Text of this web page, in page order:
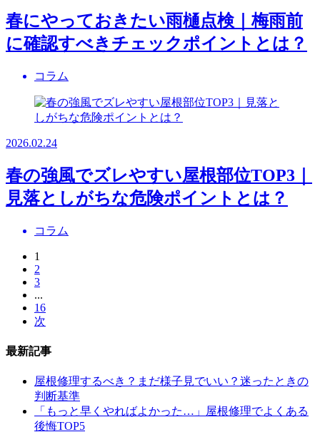
春にやっておきたい雨樋点検｜梅雨前
に確認すべきチェックポイントとは？
コラム
2026.02.24
春の強風でズレやすい屋根部位TOP3｜
見落としがちな危険ポイントとは？
コラム
1
2
3
...
16
次
最新記事
屋根修理するべき？まだ様子見でいい？迷ったときの
判断基準
「もっと早くやればよかった…」屋根修理でよくある
後悔TOP5